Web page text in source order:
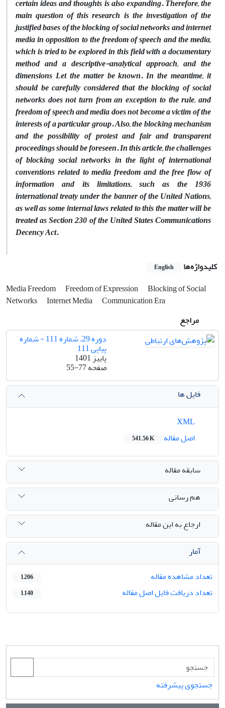
certain ideas and thoughts is also expanding. Therefore, the
main question of this research is the investigation of the
justified bases of the blocking of social networks and internet
media in opposition to the freedom of speech and the media,
which is tried to be explored in this field with a documentary
method and a descriptive-analytical approach, and the
dimensions Let the matter be known. In the meantime, it
should be carefully considered that the blocking of social
networks does not turn from an exception to the rule, and
freedom of speech and media does not become a victim of the
interests of a particular group. Also, the blocking mechanism
and the possibility of protest and fair and transparent
proceedings should be foreseen. In this article, the challenges
of blocking social networks in the light of international
conventions related to media freedom and the free flow of
information and its limitations, such as the 1936
international treaty under the banner of the United Nations,
as well as some internal laws related to this the matter will be
treated as Section 230 of the United States Communications
Decency Act.
کلیدواژه‌ها English
Media Freedom Freedom of Expression
Blocking of Social
Networks
Internet Media
Communication Era
مراجع
دوره 29، شماره 111 - شماره
پیاپی 111
پاییز 1401
صفحه55-77
فایل ها
اصل مقاله
541.56 K
سابقه مقاله
هم رسانی
ارجاع به این مقاله
آمار
تعداد مشاهده مقاله
1,206
تعداد دریافت فایل اصل مقاله 1,140
جستجوی پیشرفته